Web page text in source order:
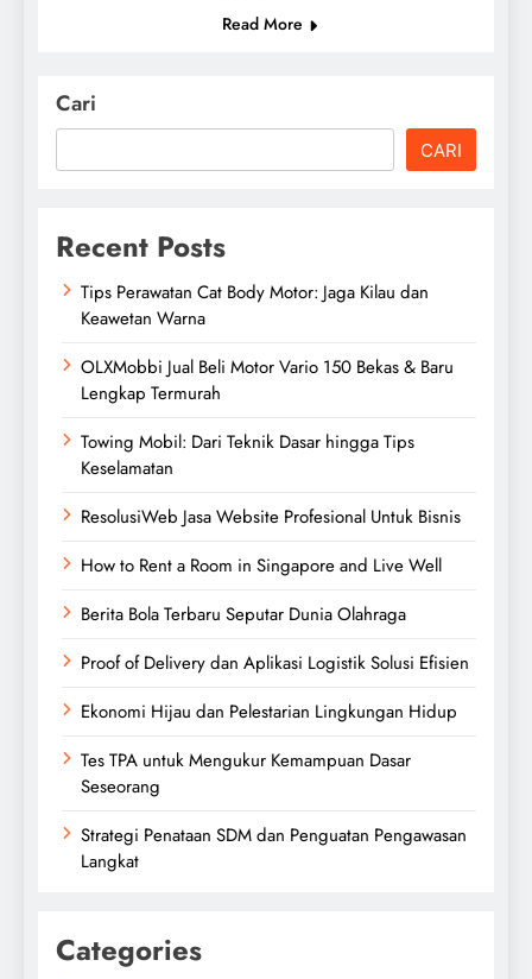
Read More
Cari
CARI
Recent Posts
Tips Perawatan Cat Body Motor: Jaga Kilau dan
Keawetan Warna
OLXMobbi Jual Beli Motor Vario 150 Bekas & Baru
Lengkap Termurah
Towing Mobil: Dari Teknik Dasar hingga Tips
Keselamatan
ResolusiWeb Jasa Website Profesional Untuk Bisnis
How to Rent a Room in Singapore and Live Well
Berita Bola Terbaru Seputar Dunia Olahraga
Proof of Delivery dan Aplikasi Logistik Solusi Efisien
Ekonomi Hijau dan Pelestarian Lingkungan Hidup
Tes TPA untuk Mengukur Kemampuan Dasar
Seseorang
Strategi Penataan SDM dan Penguatan Pengawasan
Langkat
Categories